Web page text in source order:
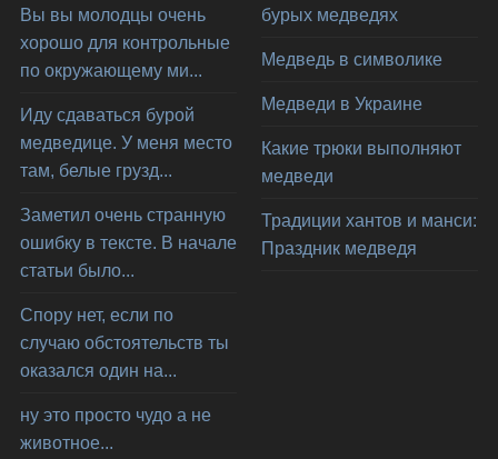
Вы вы молодцы очень
хорошо для контрольные
по окружающему ми...
Иду сдаваться бурой
медведице. У меня место
там, белые грузд...
Заметил очень странную
ошибку в тексте. В начале
статьи было...
Спору нет, если по
случаю обстоятельств ты
оказался один на...
ну это просто чудо а не
животное...
бурых медведях
Медведь в символике
Медведи в Украине
Какие трюки выполняют
медведи
Традиции хантов и манси:
Праздник медведя